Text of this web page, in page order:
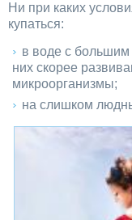
Ни при каких
купаться:
в воде с большим
них скорее
микроорганизмы;
на слишком